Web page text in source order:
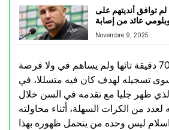
لم توافق أنديتهم على
عائد من إصابة
Novembre 9, 2025
وظهر اسلام طيلة 70 دقيقة تائها ولم يساهم في ولا فرصة
تسجيله لهدف كان فيه متسللا، في
ظهر جليا مع تقدمه في السن خلال
لعدد من الكرات السهلة، أثناء محاولته
اسلام ليس وحده من يتحمل ظهوره بهذا